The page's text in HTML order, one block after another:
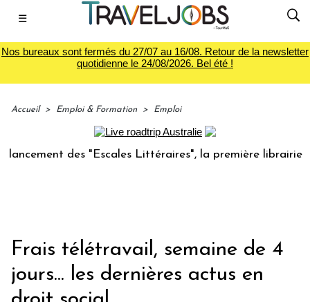
☰
Nos bureaux sont fermés du 27/07 au 16/08. Retour de la newsletter
quotidienne le 24/08/2026. Bel été !
Accueil > Emploi & Formation > Emploi
des "Escales Littéraires", la première librairie du
Frais télétravail, semaine de 4
jours... les dernières actus en